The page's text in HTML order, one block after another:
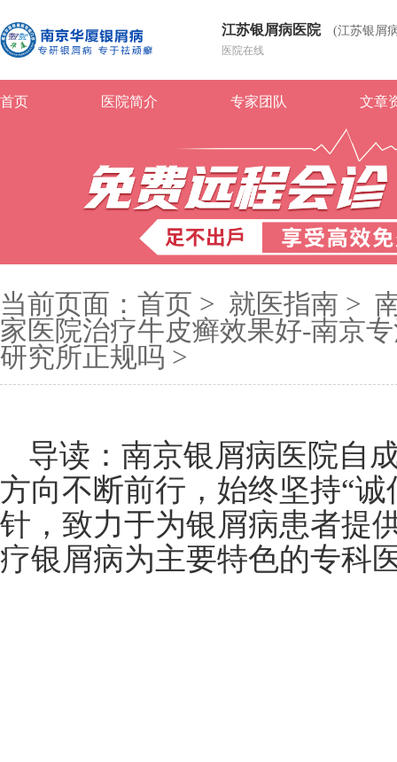
江苏银屑病医院 (江苏银屑
医院在线
首页 医院简介 专家团队 文章
当前页面： 首页 > 就医指南 >
家医院治疗牛皮癣效果好-南京
研究所正规吗 >
导读：南京银屑病医院自
方向不断前行，始终坚持“
针，致力于为银屑病患者提
疗银屑病为主要特色的专科